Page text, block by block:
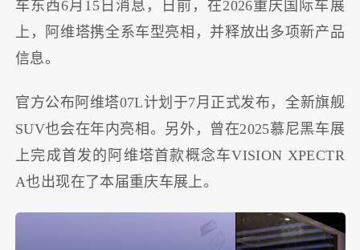
车东西6月15日消息，日前，在2026重庆国际车展
上，阿维塔携全系车型亮相，并释放出多项新产品
信息。
官方公布阿维塔07L计划于7月正式发布，全新旗舰
SUV也会在年内亮相。另外，曾在2025慕尼黑车展
上完成首发的阿维塔首款概念车VISION XPECTR
A也出现在了本届重庆车展上。